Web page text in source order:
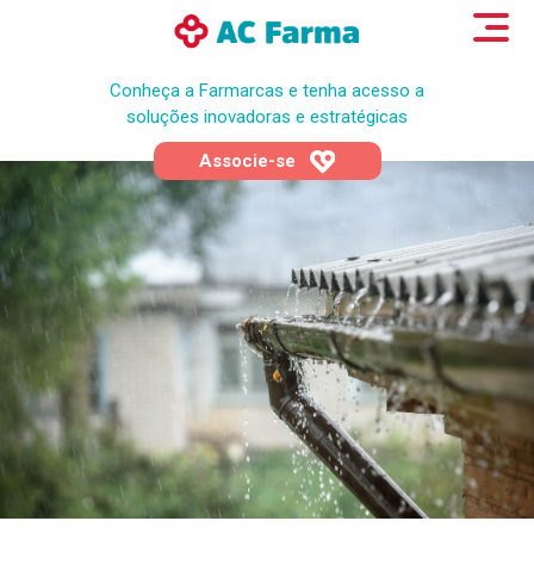
Conheça a Farmarcas e tenha acesso a
soluções inovadoras e estratégicas
Associe-se